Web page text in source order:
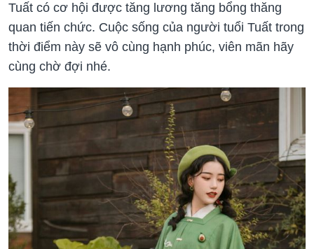
Tuất có cơ hội được tăng lương tăng bổng thăng
quan tiến chức. Cuộc sống của người tuổi Tuất trong
thời điểm này sẽ vô cùng hạnh phúc, viên mãn hãy
cùng chờ đợi nhé.